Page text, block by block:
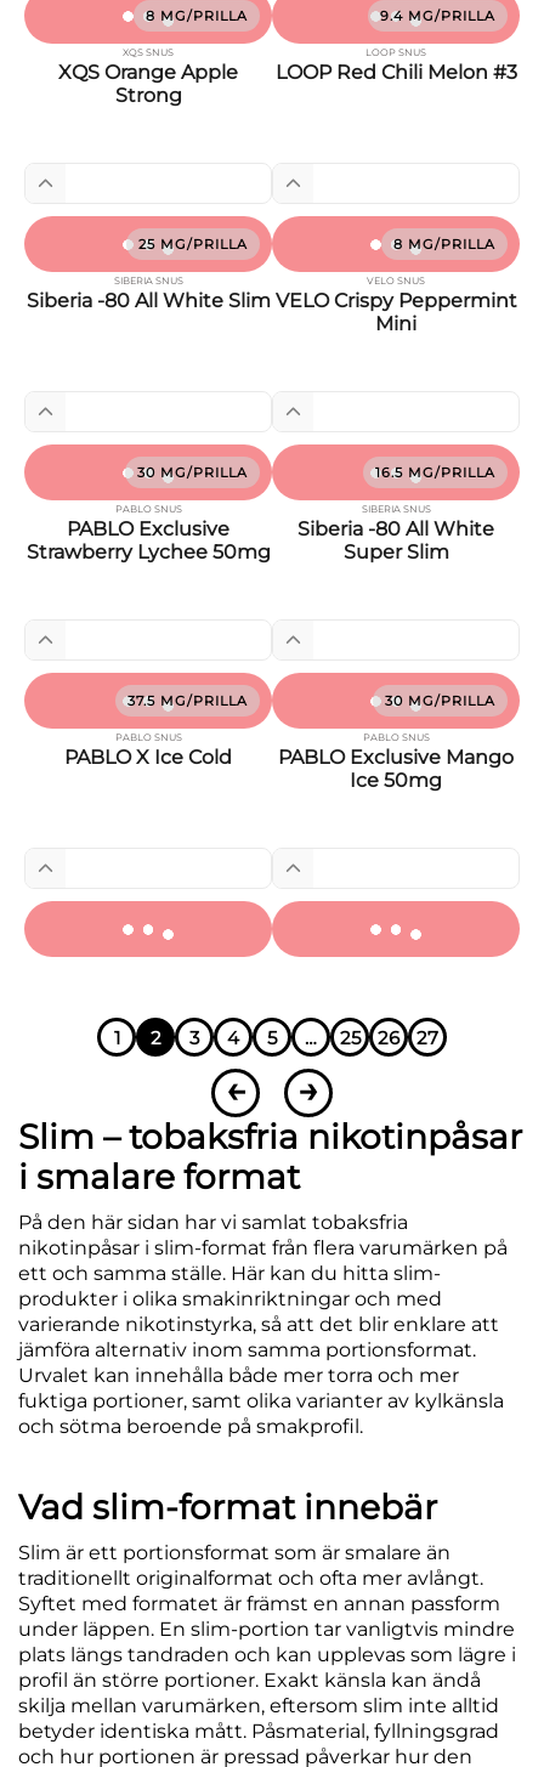
8 MG/PRILLA
XQS SNUS
XQS Orange Apple
Strong
9.4 MG/PRILLA
LOOP SNUS
LOOP Red Chili Melon #3
25 MG/PRILLA
SIBERIA SNUS
Siberia -80 All White Slim
8 MG/PRILLA
VELO SNUS
VELO Crispy Peppermint
Mini
30 MG/PRILLA
PABLO SNUS
PABLO Exclusive
Strawberry Lychee 50mg
16.5 MG/PRILLA
SIBERIA SNUS
Siberia -80 All White
Super Slim
37.5 MG/PRILLA
PABLO SNUS
PABLO X Ice Cold
30 MG/PRILLA
PABLO SNUS
PABLO Exclusive Mango
Ice 50mg
←
1 2 3 4 5 … 25 26 27
→
Slim – tobaksfria nikotinpåsar
i smalare format
På den här sidan har vi samlat tobaksfria
nikotinpåsar i slim-format från flera varumärken på
ett och samma ställe. Här kan du hitta slim-
produkter i olika smakinriktningar och med
varierande nikotinstyrka, så att det blir enklare att
jämföra alternativ inom samma portionsformat.
Urvalet kan innehålla både mer torra och mer
fuktiga portioner, samt olika varianter av kylkänsla
och sötma beroende på smakprofil.
Vad slim-format innebär
Slim är ett portionsformat som är smalare än
traditionellt originalformat och ofta mer avlångt.
Syftet med formatet är främst en annan passform
under läppen. En slim-portion tar vanligtvis mindre
plats längs tandraden och kan upplevas som lägre i
profil än större portioner. Exakt känsla kan ändå
skilja mellan varumärken, eftersom slim inte alltid
betyder identiska mått. Påsmaterial, fyllningsgrad
och hur portionen är pressad påverkar hur den